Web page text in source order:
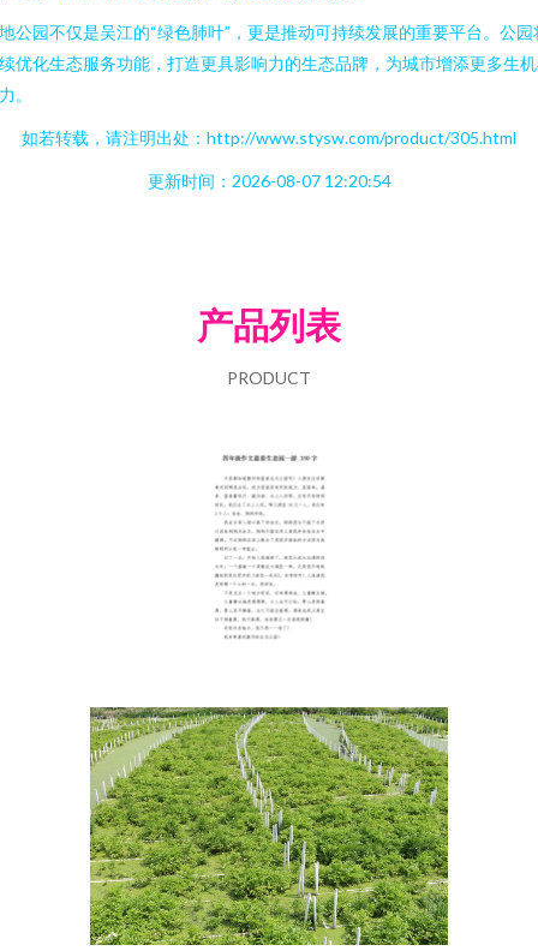
公园不仅是吴江的“绿色肺叶”，更是推动可持续发展的重要平台。公园
优化生态服务功能，打造更具影响力的生态品牌，为城市增添更多生
。
如若转载，请注明出处：http://www.stysw.com/product/305.html
更新时间：2026-08-07 12:20:54
产品列表
PRODUCT